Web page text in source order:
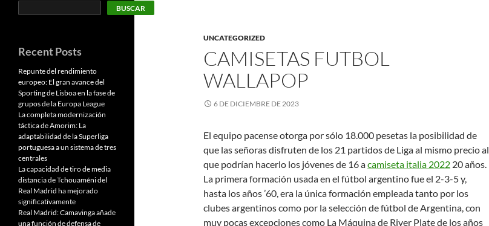
UNCATEGORIZED
CAMISETAS FUTBOL
WALLAPOP
6 DE DICIEMBRE DE 2023
El equipo pacense otorga por sólo 18.000 pesetas la posibilidad de
que las señoras disfruten de los 21 partidos de Liga al mismo precio al
que podrían hacerlo los jóvenes de 16 acamiseta italia 2022 20 años.
La primera formación usada en el fútbol argentino fue el 2-3-5 y,
hasta los años ’60, era la única formación empleada tanto por los
clubes argentinos como por la selección de fútbol de Argentina, con
muy pocas excepciones como La Máquina de River Plate de los años
BUSCAR
Recent Posts
Repunte del rendimiento
europeo: El gran avance del
Sporting de Lisboa en la fase de
grupos de la Europa League
La completa modernización
táctica de Amorim: La
adaptabilidad de la Superliga
portuguesa a un sistema de tres
centrales
La capacidad de tiro de media
distancia de Tchouaméni del
Real Madrid ha mejorado
significativamente
Real Madrid: Camavinga añade
una función de defensa de